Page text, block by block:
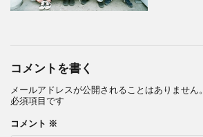
コメントを書く
メールアドレスが公開されることはありません。
必須項目です
コメント ※